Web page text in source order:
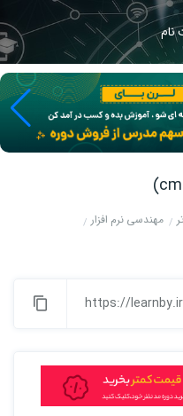
نام
مهندسی نرم افزار
https://